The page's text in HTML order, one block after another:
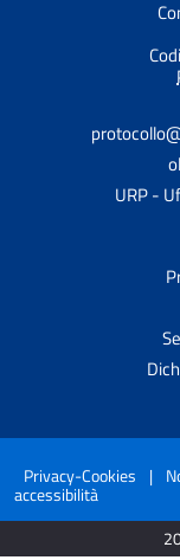
URP -
Privacy-Cookies |
accessibilità